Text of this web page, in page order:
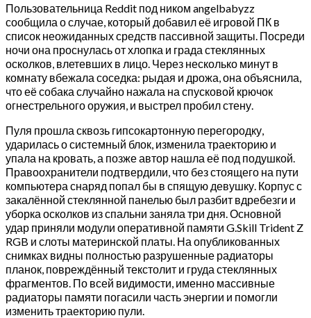
Пользовательница Reddit под ником angelbabyzz
сообщила о случае, который добавил её игровой ПК в
список неожиданных средств пассивной защиты. Посреди
ночи она проснулась от хлопка и града стеклянных
осколков, влетевших в лицо. Через несколько минут в
комнату вбежала соседка: рыдая и дрожа, она объяснила,
что её собака случайно нажала на спусковой крючок
огнестрельного оружия, и выстрел пробил стену.
Пуля прошла сквозь гипсокартонную перегородку,
ударилась о системный блок, изменила траекторию и
упала на кровать, а позже автор нашла её под подушкой.
Правоохранители подтвердили, что без стоящего на пути
компьютера снаряд попал бы в спящую девушку. Корпус с
закалённой стеклянной панелью был разбит вдребезги и
уборка осколков из спальни заняла три дня. Основной
удар приняли модули оперативной памяти G.Skill Trident Z
RGB и слоты материнской платы. На опубликованных
снимках видны полностью разрушенные радиаторы
планок, повреждённый текстолит и груда стеклянных
фрагментов. По всей видимости, именно массивные
радиаторы памяти погасили часть энергии и помогли
изменить траекторию пули.